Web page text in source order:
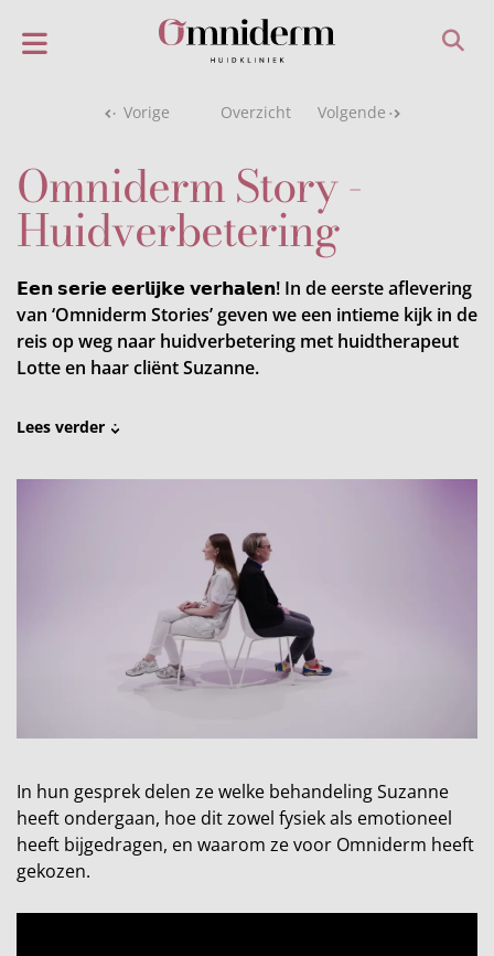
Vorige Overzicht Volgende
Omniderm Story -
Huidverbetering
𝗘𝗲𝗻 𝘀𝗲𝗿𝗶𝗲 𝗲𝗲𝗿𝗹𝗶𝗷𝗸𝗲 𝘃𝗲𝗿𝗵𝗮𝗹𝗲𝗻! In de eerste aflevering
van ‘Omniderm Stories’ geven we een intieme kijk in de
reis op weg naar huidverbetering met huidtherapeut
Lotte en haar cliënt Suzanne.
Lees verder
In hun gesprek delen ze welke behandeling Suzanne
heeft ondergaan, hoe dit zowel fysiek als emotioneel
heeft bijgedragen, en waarom ze voor Omniderm heeft
gekozen.